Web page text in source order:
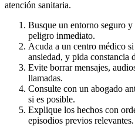
atención sanitaria.
Busque un entorno seguro
peligro inmediato.
Acuda a un centro médico
ansiedad, y pida constancia
Evite borrar mensajes,
llamadas.
Consulte con un abogado
si es posible.
Explique los hechos con
episodios previos relevantes.